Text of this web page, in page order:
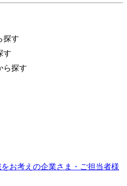
探す
す
ら探す
お考えの企業さま・ご担当者様